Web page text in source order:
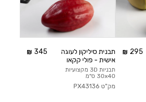
295
תבנית סיליקון לעוגה
אישית - פולי קקאו
תבניות 3D מקצועיות
30x40 ס"מ
מק"ט PX43136
345